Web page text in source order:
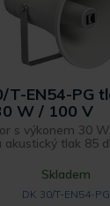
T-EN54-PG
W / 100 V
s výkonem 30
akustický tlak 85
Skladem
DK 30/T-EN54-PG